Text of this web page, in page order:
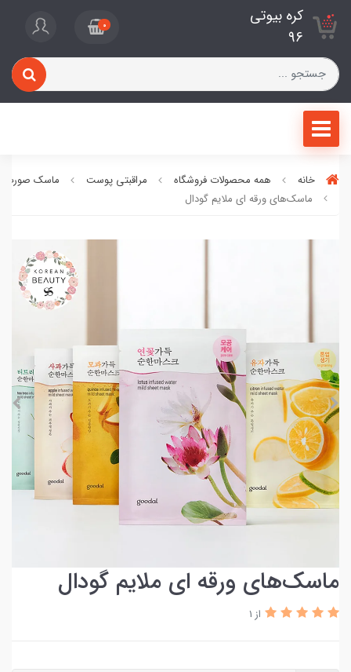
کره بیوتی
96
0
خانه همه محصولات فروشگاه مراقبتی پوست
ماسک صورت
ماسک‌های ورقه ای ملایم گودال
ماسک‌های ورقه ای ملایم گودال
از 1